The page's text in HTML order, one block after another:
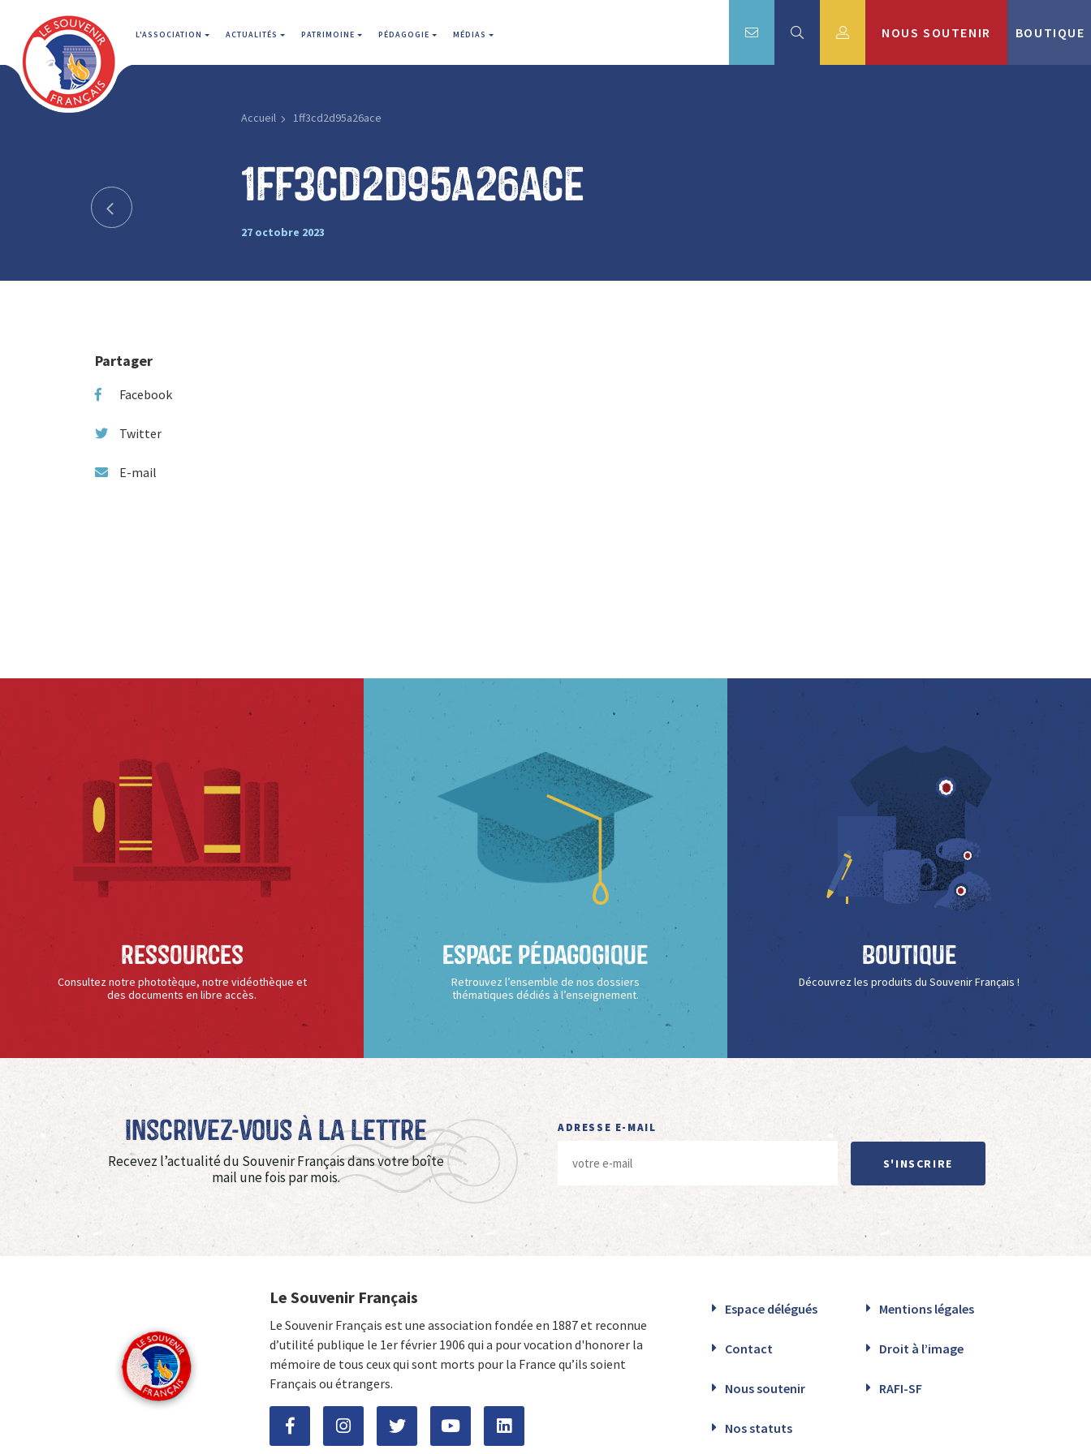
L'ASSOCIATION ACTUALITÉS PATRIMOINE PÉDAGOGIE MÉDIAS NOUS SOUTENIR BOUTIQUE
Accueil 1ff3cd2d95a26ace
1ff3cd2d95a26ace
27 octobre 2023
Partager
Facebook
Twitter
E-mail
Ressources
Consultez notre phototèque, notre vidéothèque et
des documents en libre accès.
Espace Pédagogique
Retrouvez l’ensemble de nos dossiers
thématiques dédiés à l’enseignement.
Boutique
Découvrez les produits du Souvenir Français !
Inscrivez-vous à La Lettre
Recevez l’actualité du Souvenir Français dans votre boîte
mail une fois par mois.
ADRESSE E-MAIL
S'INSCRIRE
Le Souvenir Français
Le Souvenir Français est une association fondée en 1887 et reconnue
d’utilité publique le 1er février 1906 qui a pour vocation d'honorer la
mémoire de tous ceux qui sont morts pour la France qu’ils soient
Français ou étrangers.
Espace délégués Mentions légales
Contact Droit à l’image
Nous soutenir RAFI-SF
Nos statuts